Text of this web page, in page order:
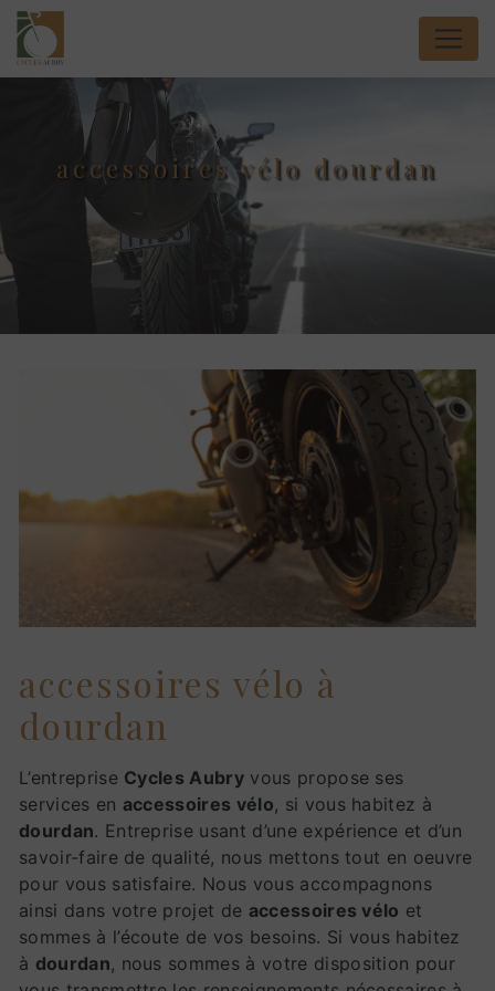
Panneau de gestion des cookies
accessoires vélo dourdan
accessoires vélo à
dourdan
L’entreprise Cycles Aubry vous propose ses
services en accessoires vélo, si vous habitez à
dourdan. Entreprise usant d’une expérience et d’un
savoir-faire de qualité, nous mettons tout en oeuvre
pour vous satisfaire. Nous vous accompagnons
ainsi dans votre projet de accessoires vélo et
sommes à l’écoute de vos besoins. Si vous habitez
à dourdan, nous sommes à votre disposition pour